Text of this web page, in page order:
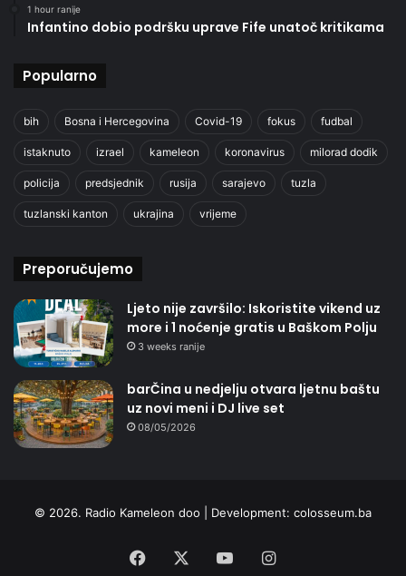
1 hour ranije
Infantino dobio podršku uprave Fife unatoč kritikama
Popularno
bih Bosna i Hercegovina Covid-19 fokus fudbal
istaknuto izrael kameleon koronavirus milorad dodik
policija predsjednik rusija sarajevo tuzla
tuzlanski kanton ukrajina vrijeme
Preporučujemo
Ljeto nije završilo: Iskoristite vikend uz
more i 1 noćenje gratis u Baškom Polju
3 weeks ranije
barČina u nedjelju otvara ljetnu baštu
uz novi meni i DJ live set
08/05/2026
© 2026. Radio Kameleon doo | Development: colosseum.ba
Facebook YouTubeInstagram